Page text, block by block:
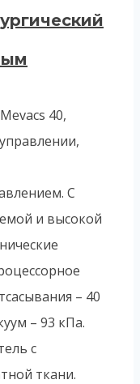
40,
С
и высокой
– 40
– 93 кПа.
с
ткани.